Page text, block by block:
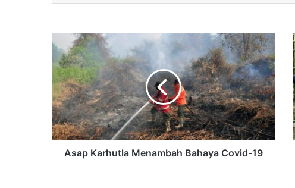
Asap Karhutla Menambah Bahaya Covid-19